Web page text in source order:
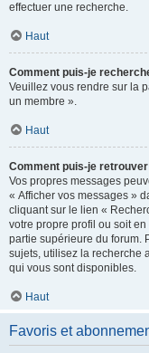
effectuer une recherche.
Haut
Comment puis-je
Veuillez vous rendre sur la
un membre ».
Haut
Comment puis-je
Vos propres messages
« Afficher vos messages »
cliquant sur le lien «
votre propre profil ou soit
partie supérieure du forum.
sujets, utilisez la recherche
qui vous sont disponibles.
Haut
Favoris et